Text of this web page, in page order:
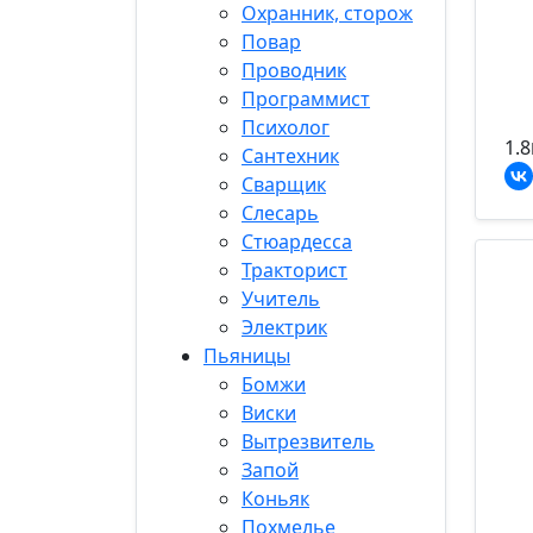
Охранник, сторож
Повар
Проводник
Программист
Психолог
Сантехник
Сварщик
Слесарь
Стюардесса
Тракторист
Учитель
Электрик
Пьяницы
Бомжи
Виски
Вытрезвитель
Запой
Коньяк
Похмелье
1.8